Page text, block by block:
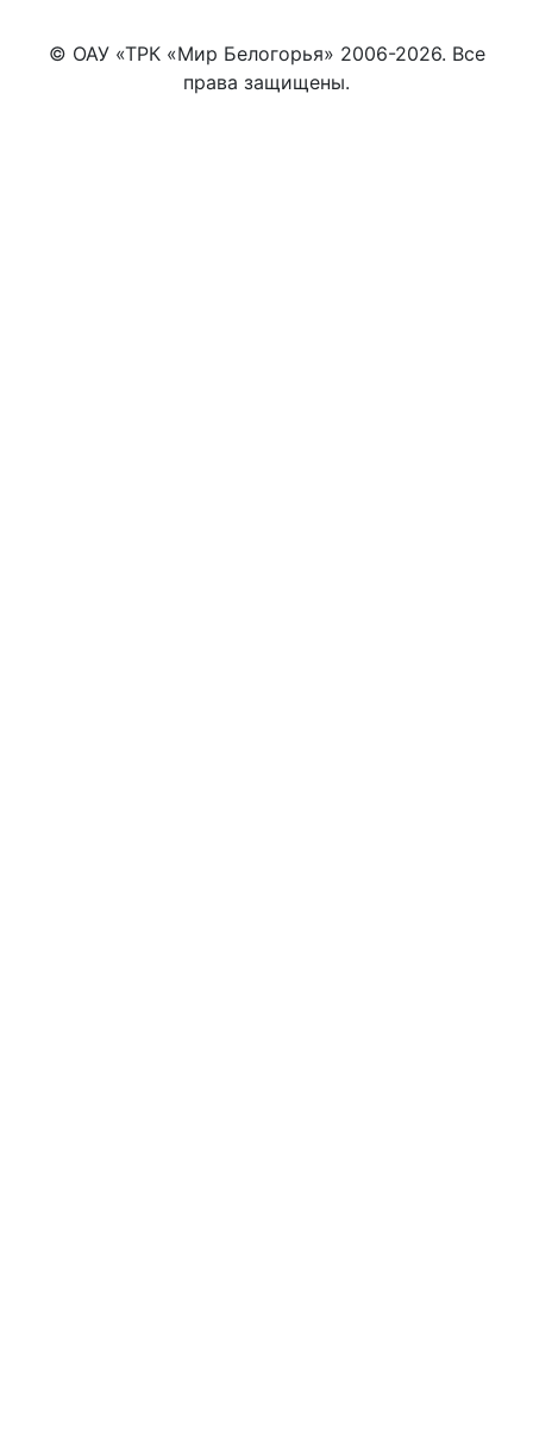
© ОАУ «ТРК «Мир Белогорья» 2006-2026. Все
права защищены.